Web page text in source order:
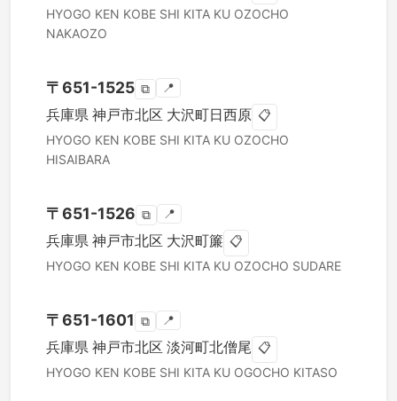
HYOGO KEN KOBE SHI KITA KU OZOCHO
NAKAOZO
〒651-1525 ⧉ 📍
兵庫県 神戸市北区 大沢町日西原 📋
HYOGO KEN KOBE SHI KITA KU OZOCHO
HISAIBARA
〒651-1526 ⧉ 📍
兵庫県 神戸市北区 大沢町簾 📋
HYOGO KEN KOBE SHI KITA KU OZOCHO SUDARE
〒651-1601 ⧉ 📍
兵庫県 神戸市北区 淡河町北僧尾 📋
HYOGO KEN KOBE SHI KITA KU OGOCHO KITASO